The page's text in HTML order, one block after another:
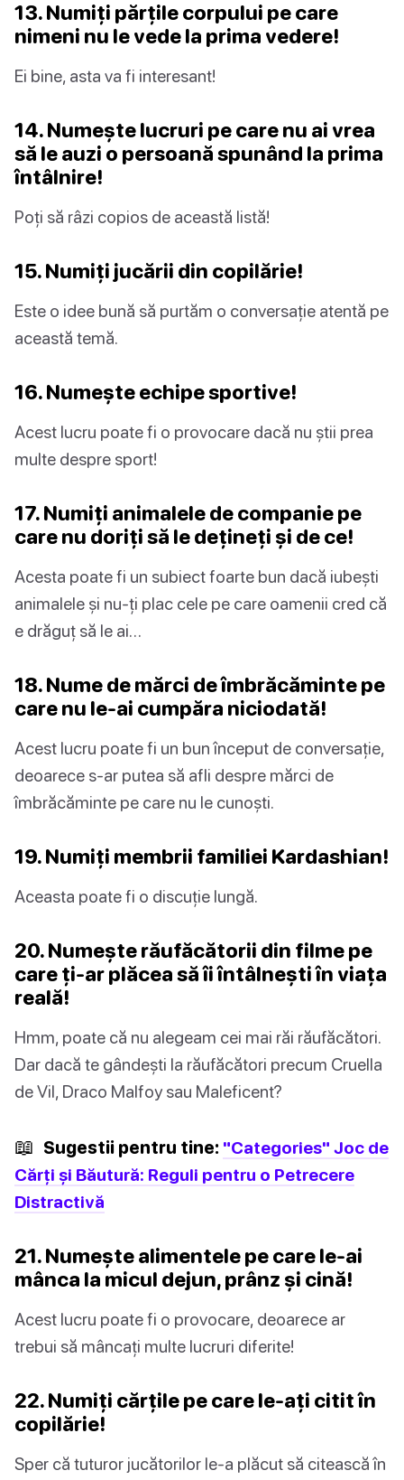
13. Numiți părțile corpului pe care
nimeni nu le vede la prima vedere!
Ei bine, asta va fi interesant!
14. Numește lucruri pe care nu ai vrea
să le auzi o persoană spunând la prima
întâlnire!
Poți să râzi copios de această listă!
15. Numiți jucării din copilărie!
Este o idee bună să purtăm o conversație atentă pe
această temă.
16. Numește echipe sportive!
Acest lucru poate fi o provocare dacă nu știi prea
multe despre sport!
17. Numiți animalele de companie pe
care nu doriți să le dețineți și de ce!
Acesta poate fi un subiect foarte bun dacă iubești
animalele și nu-ți plac cele pe care oamenii cred că
e drăguț să le ai…
18. Nume de mărci de îmbrăcăminte pe
care nu le-ai cumpăra niciodată!
Acest lucru poate fi un bun început de conversație,
deoarece s-ar putea să afli despre mărci de
îmbrăcăminte pe care nu le cunoști.
19. Numiți membrii familiei Kardashian!
Aceasta poate fi o discuție lungă.
20. Numește răufăcătorii din filme pe
care ți-ar plăcea să îi întâlnești în viața
reală!
Hmm, poate că nu alegeam cei mai răi răufăcători.
Dar dacă te gândești la răufăcători precum Cruella
de Vil, Draco Malfoy sau Maleficent?
📖 Sugestii pentru tine: "Categories" Joc de
Cărți și Băutură: Reguli pentru o Petrecere
Distractivă
21. Numește alimentele pe care le-ai
mânca la micul dejun, prânz și cină!
Acest lucru poate fi o provocare, deoarece ar
trebui să mâncați multe lucruri diferite!
22. Numiți cărțile pe care le-ați citit în
copilărie!
Sper că tuturor jucătorilor le-a plăcut să citească în